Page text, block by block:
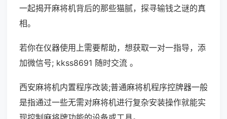
一起揭开麻将机背后的那些猫腻，探寻输钱之谜的真
相。
若你在仪器使用上需要帮助，想获取一对一指导，添
加微信号; kkss8691 随时交流 。
西安麻将机内置程序改装;普通麻将机程序控牌器一般
是指通过一些无需对麻将机进行复杂安装操作就能实